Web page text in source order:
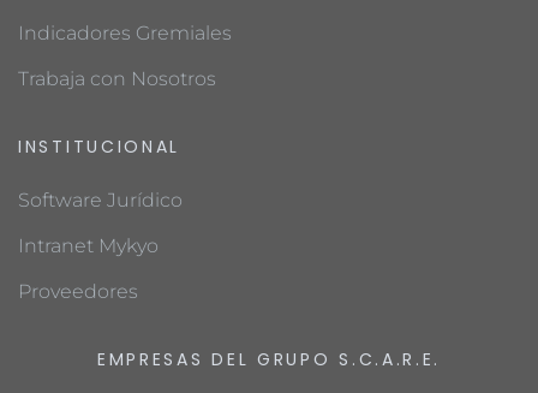
Indicadores Gremiales
Trabaja con Nosotros
INSTITUCIONAL
Software Jurídico
Intranet Mykyo
Proveedores
EMPRESAS DEL GRUPO S.C.A.R.E.